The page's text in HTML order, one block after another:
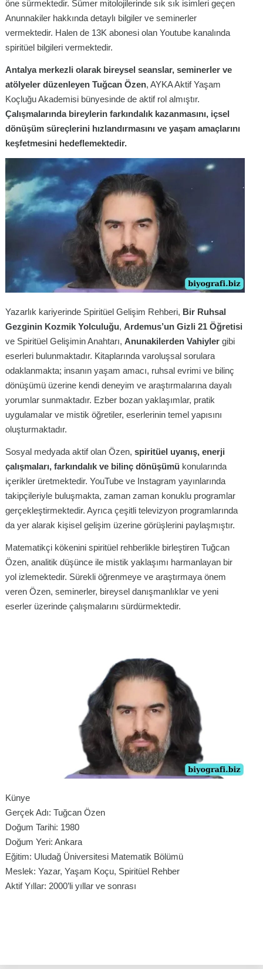
öne sürmektedir. Sümer mitolojilerinde sık sık isimleri geçen
Anunnakiler hakkında detaylı bilgiler ve seminerler
vermektedir. Halen de 13K abonesi olan Youtube kanalında
spiritüel bilgileri vermektedir.
Antalya merkezli olarak bireysel seanslar, seminerler ve
atölyeler düzenleyen Tuğcan Özen, AYKA Aktif Yaşam
Koçluğu Akademisi bünyesinde de aktif rol almıştır.
Çalışmalarında bireylerin farkındalık kazanmasını, içsel
dönüşüm süreçlerini hızlandırmasını ve yaşam amaçlarını
keşfetmesini hedeflemektedir.
Yazarlık kariyerinde Spiritüel Gelişim Rehberi, Bir Ruhsal
Gezginin Kozmik Yolculuğu, Ardemus’un Gizli 21 Öğretisi
ve Spiritüel Gelişimin Anahtarı, Anunakilerden Vahiyler gibi
eserleri bulunmaktadır. Kitaplarında varoluşsal sorulara
odaklanmakta; insanın yaşam amacı, ruhsal evrimi ve bilinç
dönüşümü üzerine kendi deneyim ve araştırmalarına dayalı
yorumlar sunmaktadır. Ezber bozan yaklaşımlar, pratik
uygulamalar ve mistik öğretiler, eserlerinin temel yapısını
oluşturmaktadır.
Sosyal medyada aktif olan Özen, spiritüel uyanış, enerji
çalışmaları, farkındalık ve bilinç dönüşümü konularında
içerikler üretmektedir. YouTube ve Instagram yayınlarında
takipçileriyle buluşmakta, zaman zaman konuklu programlar
gerçekleştirmektedir. Ayrıca çeşitli televizyon programlarında
da yer alarak kişisel gelişim üzerine görüşlerini paylaşmıştır.
Matematikçi kökenini spiritüel rehberlikle birleştiren Tuğcan
Özen, analitik düşünce ile mistik yaklaşımı harmanlayan bir
yol izlemektedir. Sürekli öğrenmeye ve araştırmaya önem
veren Özen, seminerler, bireysel danışmanlıklar ve yeni
eserler üzerinde çalışmalarını sürdürmektedir.
Künye
Gerçek Adı: Tuğcan Özen
Doğum Tarihi: 1980
Doğum Yeri: Ankara
Eğitim: Uludağ Üniversitesi Matematik Bölümü
Meslek: Yazar, Yaşam Koçu, Spiritüel Rehber
Aktif Yıllar: 2000’li yıllar ve sonrası